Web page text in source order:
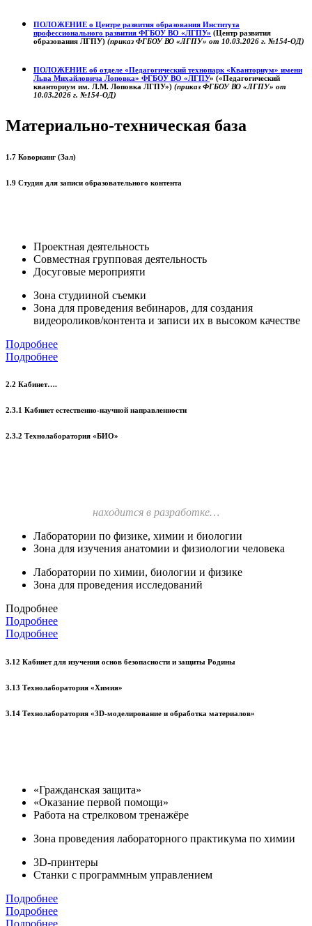
ПОЛОЖЕНИЕ о Центре развития образования Института
профессионального развития ФГБОУ ВО «ЛГПУ» (Центр развития
образования ЛГПУ) (приказ ФГБОУ ВО «ЛГПУ» от 10.03.2026 г. №154-ОД)
ПОЛОЖЕНИЕ об отделе «Педагогический технопарк «Кванториум» имени
Льва Михайловича Лоповка» ФГБОУ ВО «ЛГПУ» («Педагогический
кванториум им. Л.М. Лоповка ЛГПУ») (приказ ФГБОУ ВО «ЛГПУ» от
10.03.2026 г. №154-ОД)
Материально-техническая база
1.7 Коворкинг (Зал)
1.9 Студия для записи образовательного контента
Проектная деятельность
Совместная групповая деятельность
Досуговые мероприяти
Зона студииной съемки
Зона для проведения вебинаров, для создания
видеороликов/контента и записи их в высоком качестве
Подробнее
Подробнее
2.2 Кабинет….
2.3.1 Кабинет естественно-научной направленности
2.3.2 Технолаборатория «БИО»
находится в разработке…
Лаборатории по физике, химии и биологии
Зона для изучения анатомии и физиологии человека
Лаборатории по химии, биологии и физике
Зона для проведения исследований
Подробнее
Подробнее
Подробнее
3.12 Кабинет для изучения основ безопасности и защиты Родины
3.13 Технолаборатория «Химия»
3.14 Технолаборатория «3D-моделирование и обработка материалов»
«Гражданская защита»
«Оказание первой помощи»
Работа на стрелковом тренажёре
Зона проведения лабораторного практикума по химии
3D-принтеры
Станки с программным управлением
Подробнее
Подробнее